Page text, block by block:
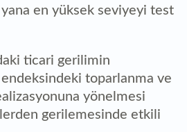
en yüksek seviyeyi test
ticari gerilimin
toparlanma ve
yönelmesi
gerilemesinde etkili